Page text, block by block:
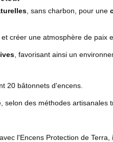
, sans charbon, pour une
et créer une atmosphère de paix
, favorisant ainsi un
20 bâtonnets d'encens.
selon des méthodes artisanales
avec l'Encens Protection de